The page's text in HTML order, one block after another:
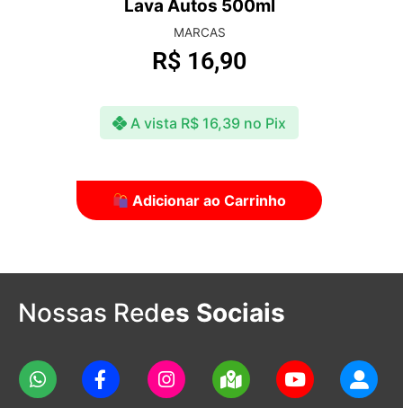
Pulverizador Spray 500ml
ACESSÓRIOS
R$ 19,00
A vista R$18,43 no Pix
Adicionar ao Carrinho
Nossas Redes Sociais